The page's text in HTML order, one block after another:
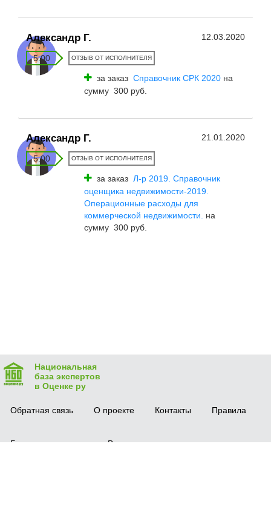
Александр Г. 12.03.2020
5.00 ОТЗЫВ ОТ ИСПОЛНИТЕЛЯ
за заказ Справочник СРК 2020 на
сумму 300 руб.
Александр Г. 21.01.2020
5.00 ОТЗЫВ ОТ ИСПОЛНИТЕЛЯ
за заказ Л-р 2019. Справочник
оценщика недвижимости-2019.
Операционные расходы для
коммерческой недвижимости.
на
сумму 300 руб.
Национальная
база экспертов
в Оценке ру
Обратная связь О проекте Контакты Правила
Безопасная сделка Вопрос-ответ